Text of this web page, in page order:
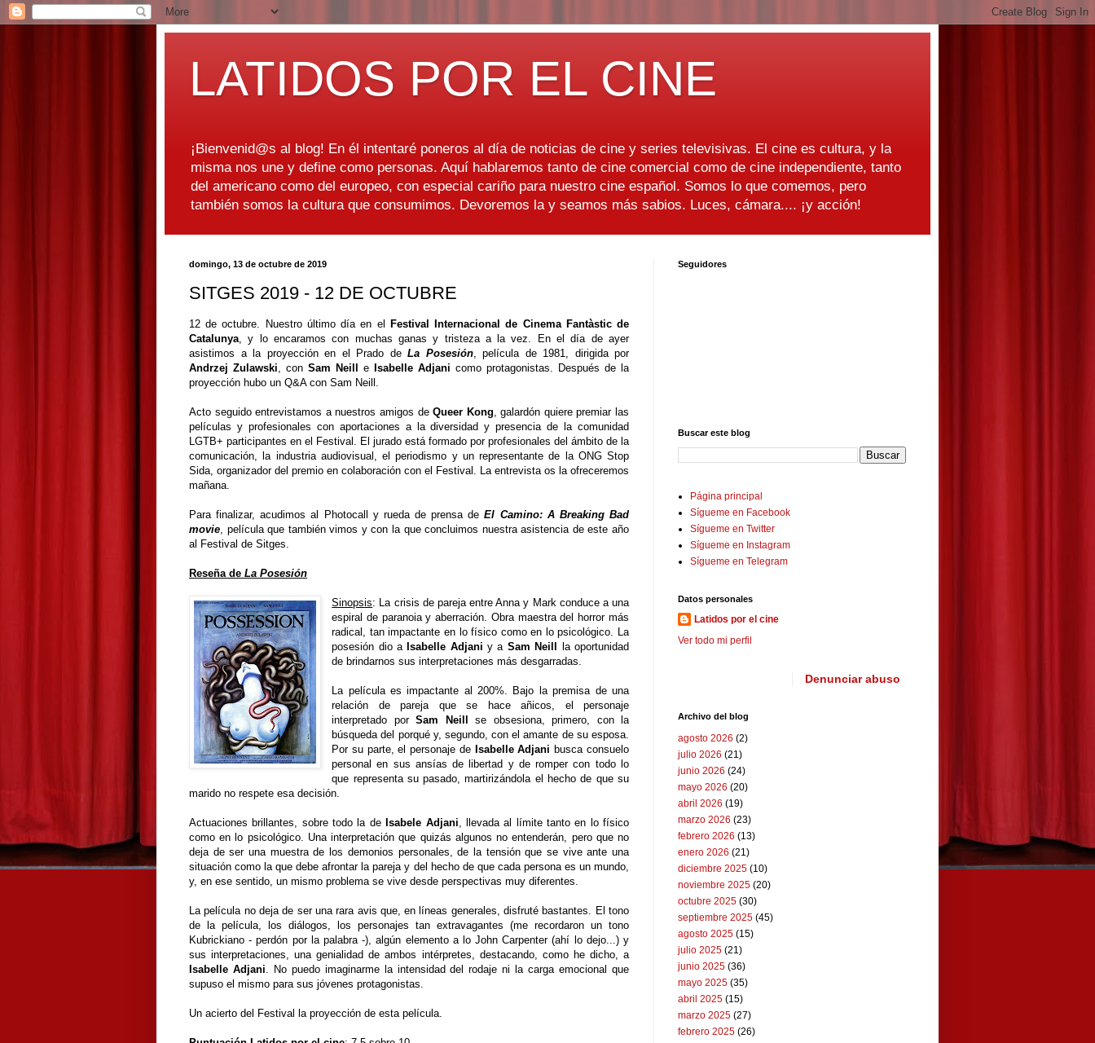
LATIDOS POR EL CINE
¡Bienvenid@s al blog! En él intentaré poneros al día de noticias de cine y series televisivas. El cine es cultura, y la
misma nos une y define como personas. Aquí hablaremos tanto de cine comercial como de cine independiente, tanto
del americano como del europeo, con especial cariño para nuestro cine español. Somos lo que comemos, pero
también somos la cultura que consumimos. Devoremos la y seamos más sabios. Luces, cámara.... ¡y acción!
domingo, 13 de octubre de 2019
SITGES 2019 - 12 DE OCTUBRE
12 de octubre. Nuestro último día en el
Festival Internacional de Cinema Fantàstic de
Catalunya, y lo encaramos con muchas ganas y tristeza a la vez. En el día de ayer
asistimos a la proyección en el Prado de La Posesión, película de 1981, dirigida por
Andrzej Zulawski, con Sam Neill e Isabelle Adjani como protagonistas. Después de la
proyección hubo un Q&A con Sam Neill.
Acto seguido entrevistamos a nuestros amigos deQueer Kong, galardón quiere premiar las
películas y profesionales con aportaciones a la diversidad y presencia de la comunidad
LGTB+ participantes en el Festival. El jurado está formado por profesionales del ámbito de la
comunicación, la industria audiovisual, el periodismo y un representante de la ONG Stop
Sida, organizador del premio en colaboración con el Festival. La entrevista os la ofreceremos
mañana.
Para finalizar, acudimos al Photocall y rueda de prensa deEl Camino: A Breaking Bad
movie, película que también vimos y con la que concluimos nuestra asistencia de este año
al Festival de Sitges.
Reseña de La Posesión
Sinopsis: La crisis de pareja entre Anna y Mark conduce a una
espiral de paranoia y aberración. Obra maestra del horror más
radical, tan impactante en lo físico como en lo psicológico. La
posesión dio a Isabelle Adjani y a Sam Neill
la oportunidad
de brindarnos sus interpretaciones más desgarradas.
La película es impactante al 200%. Bajo la premisa de una
relación de pareja que se hace añicos, el personaje
interpretado porSam Neillse obsesiona, primero, con la
búsqueda del porqué y, segundo, con el amante de su esposa.
Por su parte, el personaje de Isabelle Adjani busca consuelo
personal en sus ansías de libertad y de romper con todo lo
que representa su pasado, martirizándola el hecho de que su
marido no respete esa decisión.
Actuaciones brillantes, sobre todo la de Isabele Adjani, llevada al límite tanto en lo físico
como en lo psicológico. Una interpretación que quizás algunos no entenderán, pero que no
deja de ser una muestra de los demonios personales, de la tensión que se vive ante una
situación como la que debe afrontar la pareja y del hecho de que cada persona es un mundo,
y, en ese sentido, un mismo problema se vive desde perspectivas muy diferentes.
La película no deja de ser una rara avis que, en líneas generales, disfruté bastantes. El tono
de la película, los diálogos, los personajes tan extravagantes (me recordaron un tono
Kubrickiano - perdón por la palabra -), algún elemento a lo John Carpenter (ahí lo dejo...) y
sus interpretaciones, una genialidad de ambos intérpretes, destacando, como he dicho, a
Isabelle Adjani. No puedo imaginarme la intensidad del rodaje ni la carga emocional que
supuso el mismo para sus jóvenes protagonistas.
Un acierto del Festival la proyección de esta película.
Seguidores
Buscar este blog
Página principal
Sígueme en Facebook
Sígueme en Twitter
Sígueme en Instagram
Sígueme en Telegram
Datos personales
Latidos por el cine
Ver todo mi perfil
Denunciar abuso
Archivo del blog
agosto 2026 (2)
julio 2026 (21)
junio 2026 (24)
mayo 2026 (20)
abril 2026 (19)
marzo 2026 (23)
febrero 2026 (13)
enero 2026 (21)
diciembre 2025 (10)
noviembre 2025 (20)
octubre 2025 (30)
septiembre 2025 (45)
agosto 2025 (15)
julio 2025 (21)
junio 2025 (36)
mayo 2025 (35)
abril 2025 (15)
marzo 2025 (27)
febrero 2025 (26)